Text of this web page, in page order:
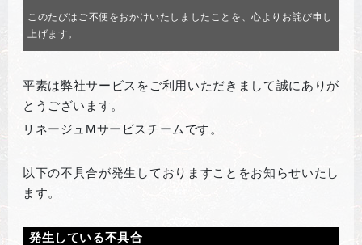
このたびはご不便をおかけいたしましたことを、心よりお詫び申し
上げます。
平素は弊社サービスをご利用いただきまして誠にありが
とうございます。
リネージュMサービスチームです。
以下の不具合が発生しておりますことをお知らせいたし
ます。
発生している不具合